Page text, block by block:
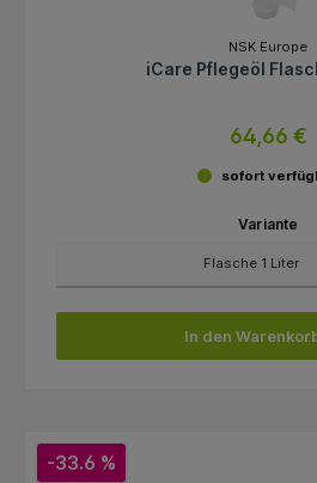
NSK Europe
iCare Pflegeöl
64,66 €
sofort
Variante
In den
-33.6 %